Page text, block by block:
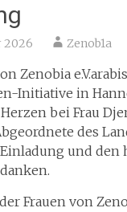
2026 Zenob1a
Zenobia
Initiative in
bei Frau
des
und den
Frauen von